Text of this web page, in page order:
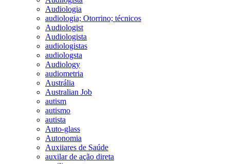
Audiologia
audiologia; Otorrino; técnicos
Audiologist
Audiologista
audiologistas
audiologsta
Audiology
audiometria
Austrália
Australian Job
autism
autismo
autista
Auto-glass
Autonomia
Auxiiares de Saúde
auxilar de ação direta